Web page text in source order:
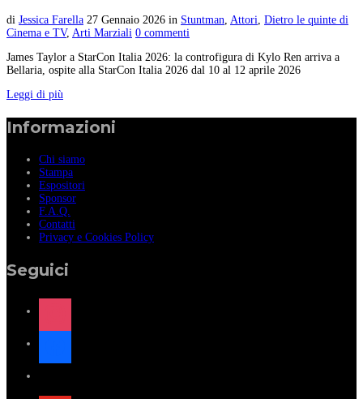
di Jessica Farella 27 Gennaio 2026 in Stuntman Attori Dietro le quinte di
Cinema e TV, Arti Marziali 0 commenti
James Taylor a StarCon Italia 2026: la controfigura di Kylo Ren arriva a
Bellaria, ospite alla StarCon Italia 2026 dal 10 al 12 aprile 2026
Leggi di più
Informazioni
Chi siamo
Stampa
Espositori
Sponsor
F.A.Q.
Contatti
Privacy e Cookies Policy
Seguici
instagram
facebook
x